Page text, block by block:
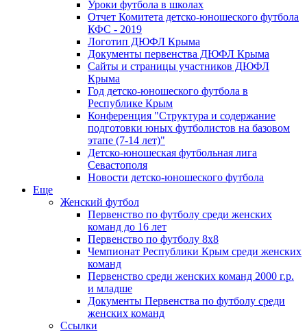
Уроки футбола в школах
Отчет Комитета детско-юношеского футбола
КФС - 2019
Логотип ДЮФЛ Крыма
Документы первенства ДЮФЛ Крыма
Сайты и страницы участников ДЮФЛ
Крыма
Год детско-юношеского футбола в
Республике Крым
Конференция "Структура и содержание
подготовки юных футболистов на базовом
этапе (7-14 лет)"
Детско-юношеская футбольная лига
Севастополя
Новости детско-юношеского футбола
Еще
Женский футбол
Первенство по футболу среди женских
команд до 16 лет
Первенство по футболу 8х8
Чемпионат Республики Крым среди женских
команд
Первенство среди женских команд 2000 г.р.
и младше
Документы Первенства по футболу среди
женских команд
Ссылки